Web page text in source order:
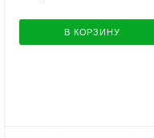
В КОРЗИНУ